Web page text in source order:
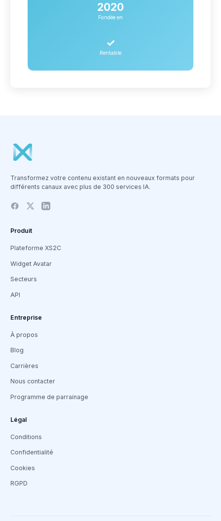
2020
Fondée en
✓
Rentable
Transformez votre contenu existant en nouveaux formats pour
différents canaux avec plus de 300 services IA.
Produit
Plateforme XS2C
Widget Avatar
Secteurs
API
Entreprise
À propos
Blog
Carrières
Nous contacter
Programme de parrainage
Légal
Conditions
Confidentialité
Cookies
RGPD